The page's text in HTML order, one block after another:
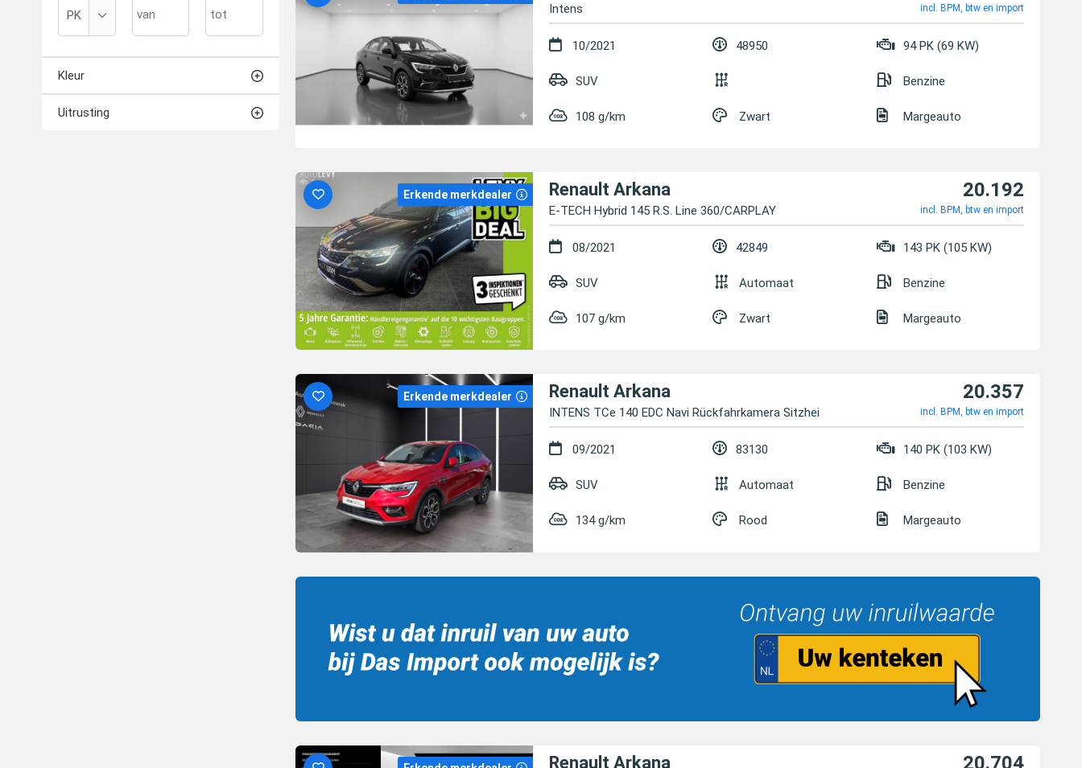
Intens incl. BPM, btw en import
10/2021 48950 94 PK (69 KW)
SUV Benzine
108 g/km Zwart Margeauto
Erkende merkdealer Renault Arkana
E-TECH Hybrid 145 R.S. Line 360/CARPLAY
20.192
incl. BPM, btw en import
08/2021 42849 143 PK (105 KW)
SUV Automaat Benzine
107 g/km Zwart Margeauto
Erkende merkdealer Renault Arkana
INTENS TCe 140 EDC Navi Rückfahrkamera Sitzheizung
20.357
incl. BPM, btw en import
09/2021 83130 140 PK (103 KW)
SUV Automaat Benzine
134 g/km Rood Margeauto
Renault Arkana 20.704
Kleur
Uitrusting